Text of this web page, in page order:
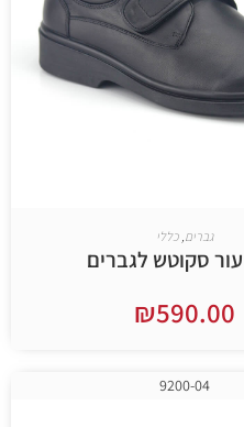
גברים כללי
עור סקוטש לגברים
₪590.00
9200-04